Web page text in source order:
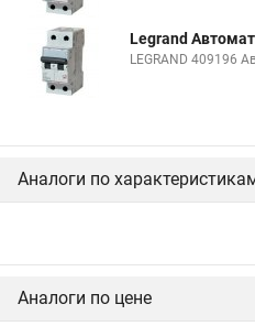
Legrand
LEGRAND 409196
Аналоги по
Аналоги по цене